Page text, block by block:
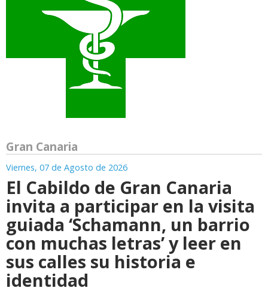
Gran Canaria
Viernes, 07 de Agosto de 2026
El Cabildo de Gran Canaria
invita a participar en la visita
guiada ‘Schamann, un barrio
con muchas letras’ y leer en
sus calles su historia e
identidad